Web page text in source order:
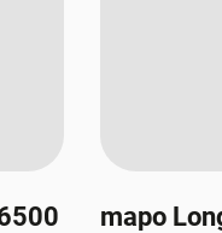
mapo